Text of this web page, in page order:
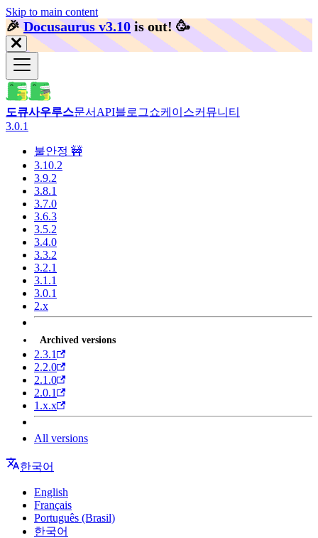
Skip to main content
🎉️Docusaurus v3.10 is out! 🥳️
도큐사우루스문서 API블로그쇼케이스커뮤니티
3.0.1
불안정 🚧
3.10.2
3.9.2
3.8.1
3.7.0
3.6.3
3.5.2
3.4.0
3.3.2
3.2.1
3.1.1
3.0.1
2.x
Archived versions
2.3.1
2.2.0
2.1.0
2.0.1
1.x.x
All versions
한국어
English
Français
Português (Brasil)
한국어